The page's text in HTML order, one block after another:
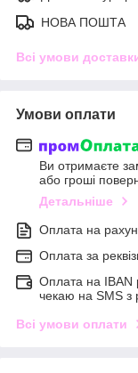
НОВА ПОШТА
Всі умови
Умови оплати
Ви отримаєте
або гроші
Детальніше
Оплата на
Оплата за
Оплата на IBAN
чекаю на SMS з
Всі умови оплати